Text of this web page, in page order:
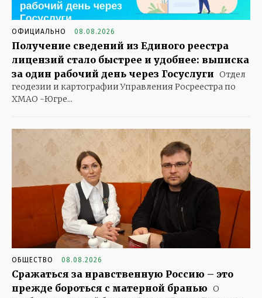
ОФИЦИАЛЬНО 08.08.2026
Получение сведений из Единого реестра
лицензий стало быстрее и удобнее: выписка
за один рабочий день через Госуслуги Отдел
геодезии и картографии Управления Росреестра по
ХМАО -Югре...
ОБЩЕСТВО 08.08.2026
Сражаться за нравственную Россию – это
прежде бороться с матерной бранью О